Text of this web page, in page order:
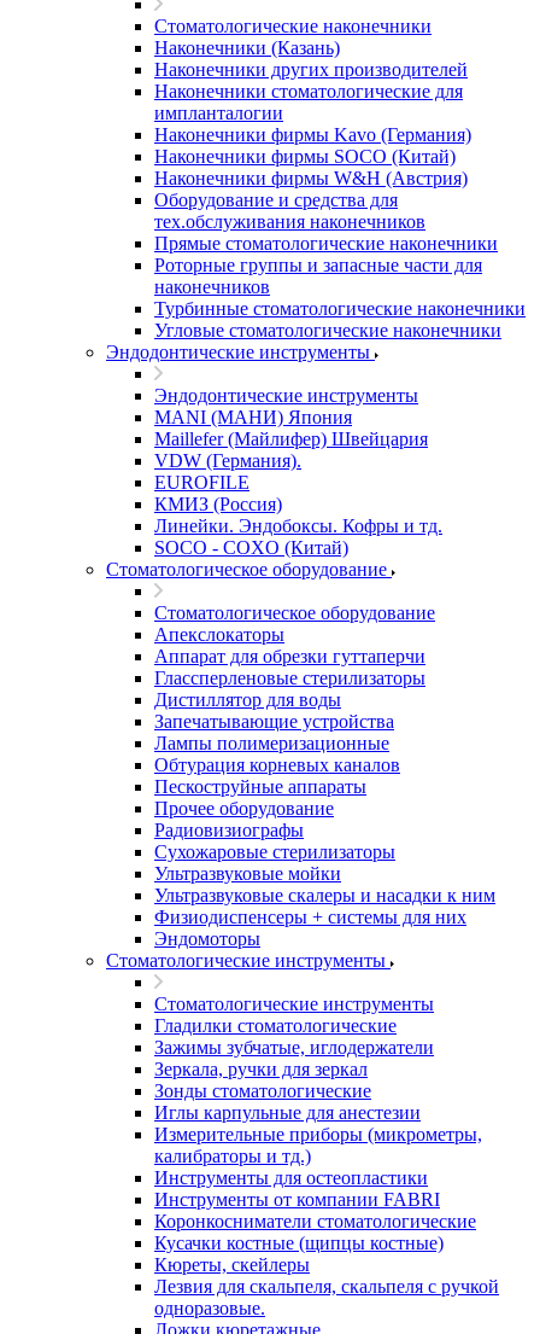
Стоматологические наконечники
Наконечники (Казань)
Наконечники других производителей
Наконечники стоматологические для
импланталогии
Наконечники фирмы Kavo (Германия)
Наконечники фирмы SOCO (Китай)
Наконечники фирмы W&H (Австрия)
Оборудование и средства для
тех.обслуживания наконечников
Прямые стоматологические наконечники
Роторные группы и запасные части для
наконечников
Турбинные стоматологические наконечники
Угловые стоматологические наконечники
Эндодонтические инструменты
Эндодонтические инструменты
MANI (МАНИ) Япония
Maillefer (Майлифер) Швейцария
VDW (Германия).
EUROFILE
КМИЗ (Россия)
Линейки. Эндобоксы. Кофры и тд.
SOCO - COXO (Китай)
Стоматологическое оборудование
Стоматологическое оборудование
Апекслокаторы
Аппарат для обрезки гуттаперчи
Глассперленовые стерилизаторы
Дистиллятор для воды
Запечатывающие устройства
Лампы полимеризационные
Обтурация корневых каналов
Пескоструйные аппараты
Прочее оборудование
Радиовизиографы
Сухожаровые стерилизаторы
Ультразвуковые мойки
Ультразвуковые скалеры и насадки к ним
Физиодиспенсеры + системы для них
Эндомоторы
Стоматологические инструменты
Стоматологические инструменты
Гладилки стоматологические
Зажимы зубчатые, иглодержатели
Зеркала, ручки для зеркал
Зонды стоматологические
Иглы карпульные для анестезии
Измерительные приборы (микрометры,
калибраторы и тд.)
Инструменты для остеопластики
Инструменты от компании FABRI
Коронкосниматели стоматологические
Кусачки костные (щипцы костные)
Кюреты, скейлеры
Лезвия для скальпеля, скальпеля с ручкой
одноразовые.